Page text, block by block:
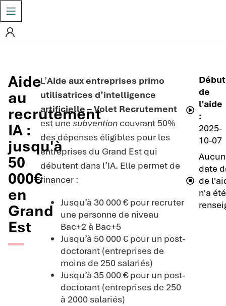
Aide
au
recrutement
IA :
jusqu'à
50
000€
en
Grand
Est
L’Aide aux entreprises primo
utilisatrices d’intelligence
artificielle – Volet Recrutement
est unesubventioncouvrant 50%
des dépenses éligibles pour les
entreprises du Grand Est qui
débutent dans l’IA. Elle permet de
financer :
Jusqu’à 30 000 € pour recruter
une personne de niveau
Bac+2 à Bac+5
Jusqu’à 50 000 € pour un post-
doctorant (entreprises de
moins de 250 salariés)
Jusqu’à 35 000 € pour un post-
doctorant (entreprises de 250
à 2000 salariés)
Début
de
l'aide
:
2025-
10-07
date
de
n'a été